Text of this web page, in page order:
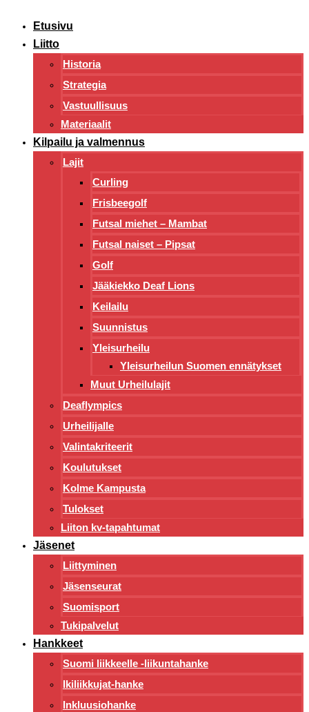
Etusivu
Liitto
Historia
Strategia
Vastuullisuus
Materiaalit
Kilpailu ja valmennus
Lajit
Curling
Frisbeegolf
Futsal miehet – Mambat
Futsal naiset – Pipsat
Golf
Jääkiekko Deaf Lions
Keilailu
Suunnistus
Yleisurheilu
Yleisurheilun Suomen ennätykset
Muut Urheilulajit
Deaflympics
Urheilijalle
Valintakriteerit
Koulutukset
Kolme Kampusta
Tulokset
Liiton kv-tapahtumat
Jäsenet
Liittyminen
Jäsenseurat
Suomisport
Tukipalvelut
Hankkeet
Suomi liikkeelle -liikuntahanke
Ikiliikkujat-hanke
Inkluusiohanke